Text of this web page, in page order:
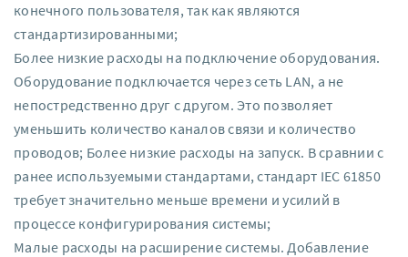
конечного пользователя, так как являются
стандартизированными;
Более низкие расходы на подключение оборудования.
Оборудование подключается через сеть LAN, а не
непостредственно друг с другом. Это позволяет
уменьшить количество каналов связи и количество
проводов; Более низкие расходы на запуск. В сравнии с
ранее используемыми стандартами, стандарт IEC 61850
требует значительно меньше времени и усилий в
процессе конфигурирования системы;
Малые расходы на расширение системы. Добавление